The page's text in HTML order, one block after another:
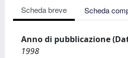
Scheda breve Scheda
Anno di pubblicazione
1998